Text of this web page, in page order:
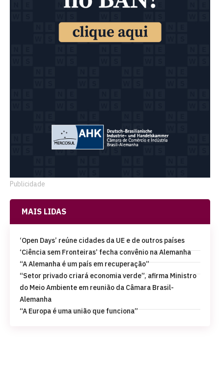
Publicidade
MAIS LIDAS
‘Open Days’ reúne cidades da UE e de outros países
‘Ciência sem Fronteiras’ fecha convênio na Alemanha
“A Alemanha é um país em recuperação”
“Setor privado criará economia verde”, afirma Ministro
do Meio Ambiente em reunião da Câmara Brasil-
Alemanha
“A Europa é uma união que funciona”